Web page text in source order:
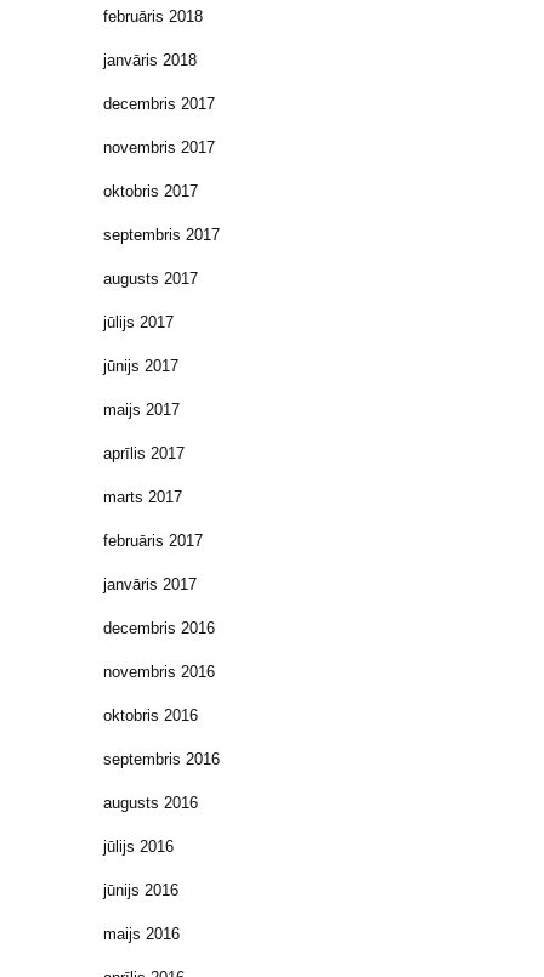
februāris 2018
janvāris 2018
decembris 2017
novembris 2017
oktobris 2017
septembris 2017
augusts 2017
jūlijs 2017
jūnijs 2017
maijs 2017
aprīlis 2017
marts 2017
februāris 2017
janvāris 2017
decembris 2016
novembris 2016
oktobris 2016
septembris 2016
augusts 2016
jūlijs 2016
jūnijs 2016
maijs 2016